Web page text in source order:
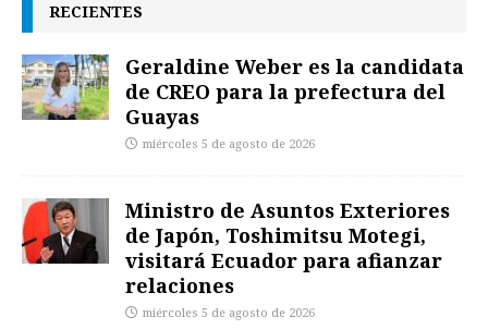
RECIENTES
Geraldine Weber es la candidata
de CREO para la prefectura del
Guayas
miércoles 5 de agosto de 2026
Ministro de Asuntos Exteriores
de Japón, Toshimitsu Motegi,
visitará Ecuador para afianzar
relaciones
miércoles 5 de agosto de 2026